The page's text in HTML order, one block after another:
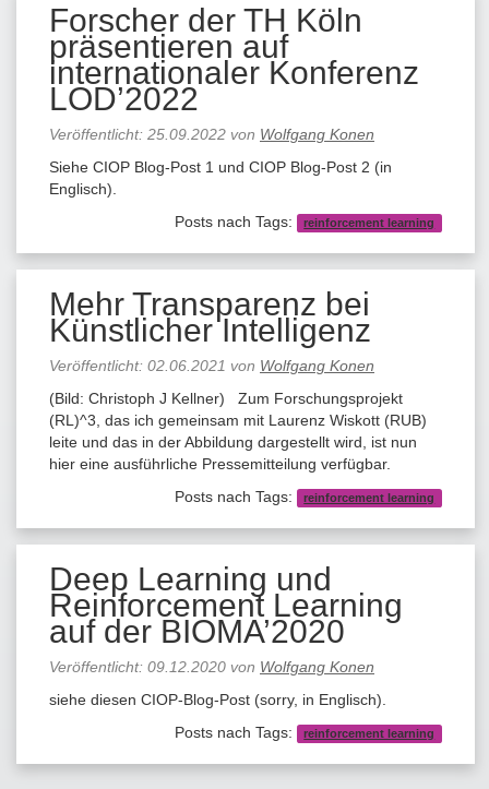
Forscher der TH Köln
präsentieren auf
internationaler Konferenz
LOD’2022
Veröffentlicht: 25.09.2022 von Wolfgang Konen
Siehe CIOP Blog-Post 1 und CIOP Blog-Post 2 (in
Englisch).
Posts nach Tags:
reinforcement learning
Mehr Transparenz bei
Künstlicher Intelligenz
Veröffentlicht: 02.06.2021 von Wolfgang Konen
(Bild: Christoph J Kellner) Zum Forschungsprojekt
(RL)^3, das ich gemeinsam mit Laurenz Wiskott (RUB)
leite und das in der Abbildung dargestellt wird, ist nun
hier eine ausführliche Pressemitteilung verfügbar.
Posts nach Tags:
reinforcement learning
Deep Learning und
Reinforcement Learning
auf der BIOMA’2020
Veröffentlicht: 09.12.2020 von Wolfgang Konen
siehe diesen CIOP-Blog-Post (sorry, in Englisch).
Posts nach Tags:
reinforcement learning